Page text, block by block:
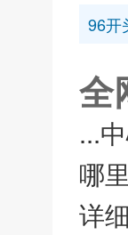
96开
全
...
哪
详